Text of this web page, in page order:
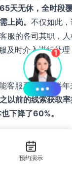
天无休，全时段
上岗。 不仅如此
服的各司其职，
及时介入进行处
客服系统的这半
以前的线索获取
下降了60%。
预约演示